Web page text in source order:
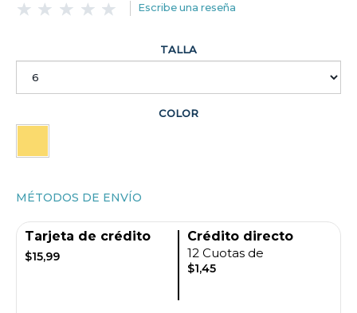
Escribe una reseña
TALLA
COLOR
MÉTODOS DE ENVÍO
Tarjeta de crédito
$15,99
Crédito directo
12 Cuotas de
$1,45